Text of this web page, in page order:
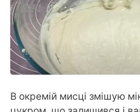
В окремій мисці змішую